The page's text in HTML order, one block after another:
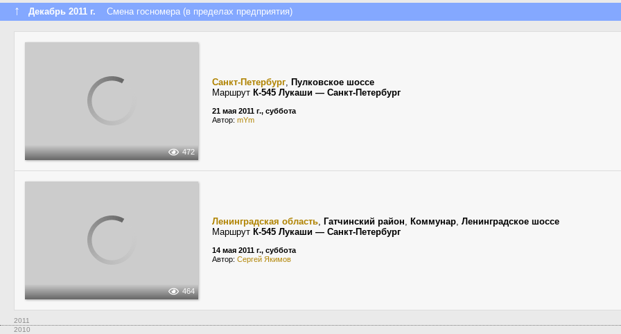
↑ Декабрь 2011 г. Смена госномера (в пределах предприятия)
472
Санкт-Петербург, Пулковское шоссе
Маршрут К-545 Лукаши — Санкт-Петербург
21 мая 2011 г., суббота
Автор: mYm
464
Ленинградская область, Гатчинский район, Коммунар, Ленинградское шоссе
Маршрут К-545 Лукаши — Санкт-Петербург
14 мая 2011 г., суббота
Автор: Сергей Якимов
2011
2010